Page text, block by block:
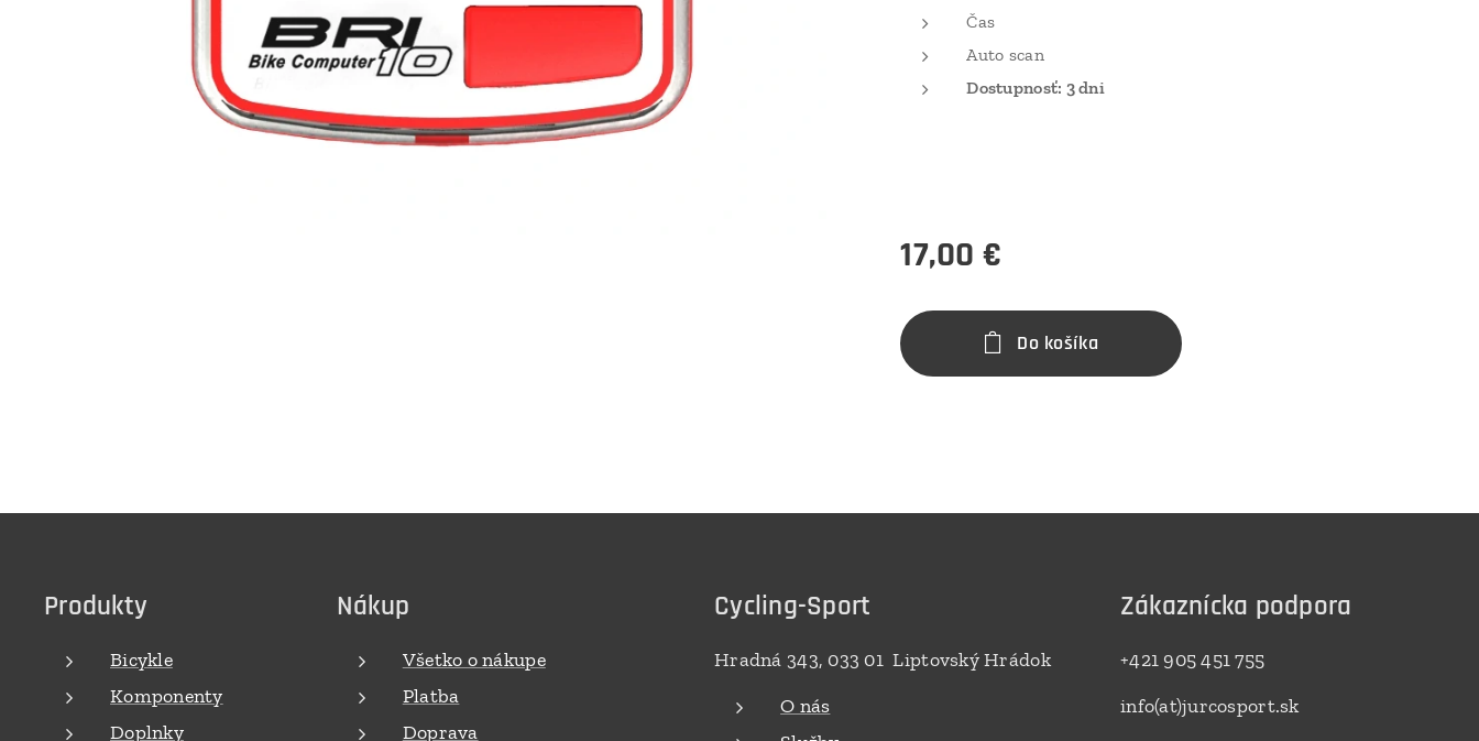
Čas
Auto scan
Dostupnosť: 3 dni
17,00 €
Do košíka
Produkty
Bicykle
Komponenty
Doplnky
Nákup
Všetko o nákupe
Platba
Doprava
Cycling-Sport
Hradná 343, 033 01 Liptovský Hrádok
O nás
Zákaznícka podpora
+421 905 451 755
info(at)jurcosport.sk